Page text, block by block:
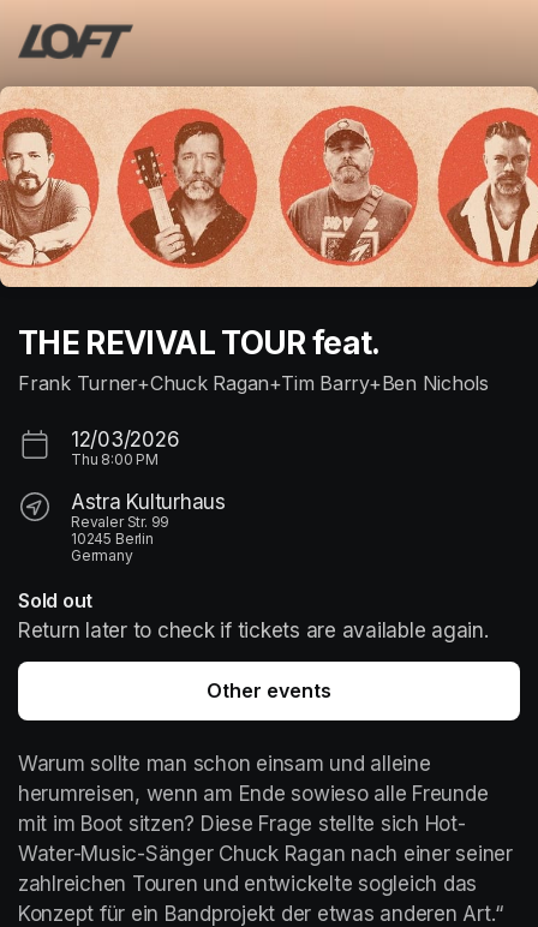
THE REVIVAL TOUR feat.
Frank Turner+Chuck Ragan+Tim Barry+Ben Nichols
12/03/2026
Thu 8:00 PM
Astra Kulturhaus
Revaler Str. 99
10245 Berlin
Germany
Sold out
Return later to check if tickets are available again.
Other events
Warum sollte man schon einsam und alleine
herumreisen, wenn am Ende sowieso alle Freunde
mit im Boot sitzen? Diese Frage stellte sich Hot-
Water-Music-Sänger Chuck Ragan nach einer seiner
zahlreichen Touren und entwickelte sogleich das
Konzept für ein Bandprojekt der etwas anderen Art.“